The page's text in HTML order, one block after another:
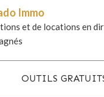
Immo
et de locations en
OUTILS